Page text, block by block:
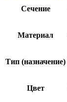
Сечение
Материал
Тип (назначение)
Цвет